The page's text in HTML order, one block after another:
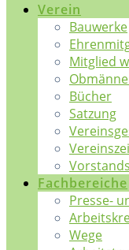
Verein
Bauwerke
Mitglied
Bücher
Satzung
Fachbereiche
Presse-
Wege